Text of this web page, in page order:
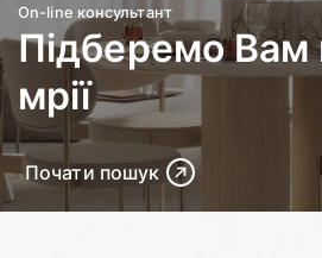
On-line консультант
Підберемо Вам
мрії
Почати пошук